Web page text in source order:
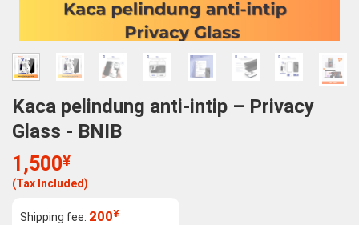
Kaca pelindung anti-intip – Privacy
Glass - BNIB
1,500¥
(Tax Included)
Shipping fee: 200¥